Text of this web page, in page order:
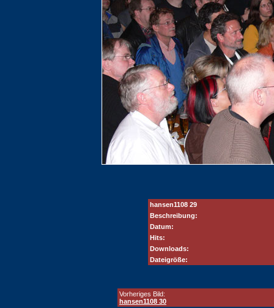
hansen1108 29
Beschreibung:
Datum:
Hits:
Downloads:
Dateigröße:
Vorheriges Bild:
hansen1108 30